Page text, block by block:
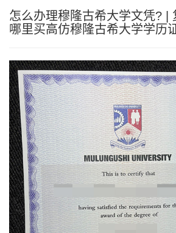
怎么办理穆隆古希大学文凭? |
哪里买高仿穆隆古希大学学历